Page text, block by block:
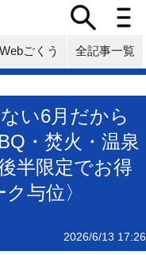
Webごくう 全記事一覧
い6月だから
・焚火・温泉
半限定でお得
与位〉
2026/6/13 17:26